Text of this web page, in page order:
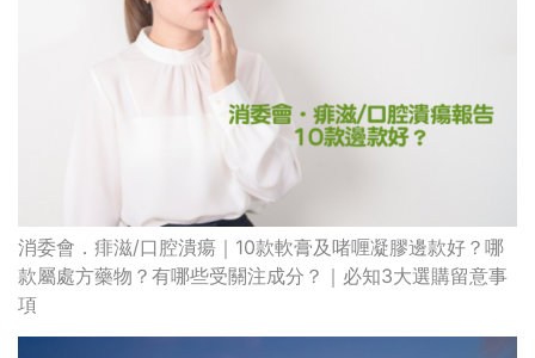
消委會．痱滋/口腔潰瘍｜10款軟膏及啫喱凝膠邊款好？哪
款屬處方藥物？有哪些受關注成分？｜必知3大選購留意事
項